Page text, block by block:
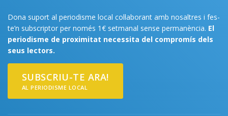
Dona suport al periodisme local col·laborant amb nosaltres i fes-
te’n subscriptor per només 1€ setmanal sense permanència. El
periodisme de proximitat necessita del compromís dels
seus lectors.
SUBSCRIU-TE ARA!
AL PERIODISME LOCAL